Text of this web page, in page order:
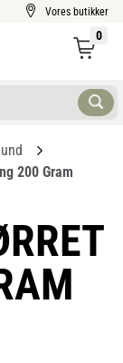
Vores butikker
0
200 Gram